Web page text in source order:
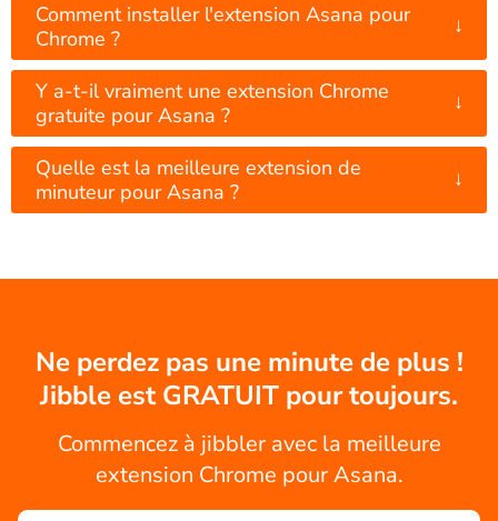
Comment installer l'extension Asana pour
Chrome ?
↓
Y a-t-il vraiment une extension Chrome
gratuite pour Asana ?
↓
Quelle est la meilleure extension de
minuteur pour Asana ?
↓
Ne perdez pas une minute de plus !
Jibble est GRATUIT pour toujours.
Commencez à jibbler avec la meilleure
extension Chrome pour Asana.